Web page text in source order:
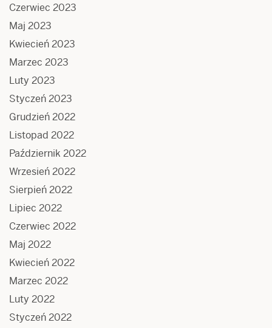
Czerwiec 2023
Maj 2023
Kwiecień 2023
Marzec 2023
Luty 2023
Styczeń 2023
Grudzień 2022
Listopad 2022
Październik 2022
Wrzesień 2022
Sierpień 2022
Lipiec 2022
Czerwiec 2022
Maj 2022
Kwiecień 2022
Marzec 2022
Luty 2022
Styczeń 2022